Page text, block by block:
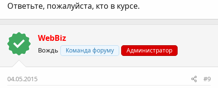
Ответьте, пожалуйста, кто в курсе.
WebBiz
Вождь Команда форуму Администратор
04.05.2015 #9